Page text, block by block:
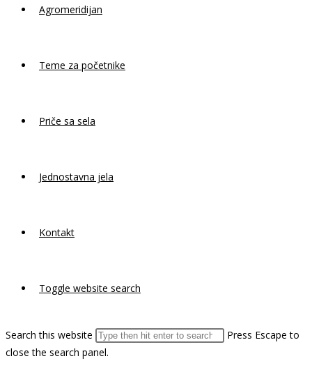
Agromeridijan
Teme za početnike
Priče sa sela
Jednostavna jela
Kontakt
Toggle website search
Search this website
Press Escape to
close the search panel.